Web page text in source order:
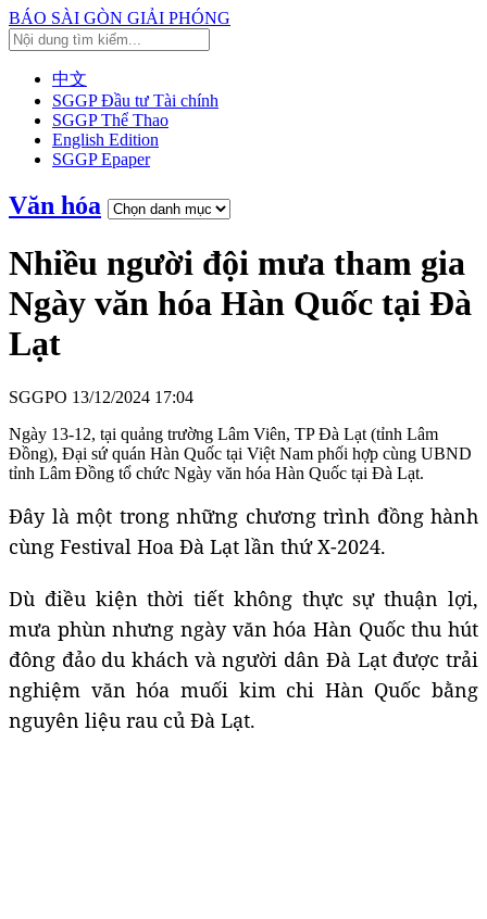
BÁO SÀI GÒN GIẢI PHÓNG
中文
SGGP Đầu tư Tài chính
SGGP Thể Thao
English Edition
SGGP Epaper
Văn hóa
Nhiều người đội mưa tham gia
Ngày văn hóa Hàn Quốc tại Đà
Lạt
SGGPO 13/12/2024 17:04
Ngày 13-12, tại quảng trường Lâm Viên, TP Đà Lạt (tỉnh Lâm
Đồng), Đại sứ quán Hàn Quốc tại Việt Nam phối hợp cùng UBND
tỉnh Lâm Đồng tổ chức Ngày văn hóa Hàn Quốc tại Đà Lạt.
Đây là một trong những chương trình đồng hành
cùng Festival Hoa Đà Lạt lần thứ X-2024.
Dù điều kiện thời tiết không thực sự thuận lợi,
mưa phùn nhưng ngày văn hóa Hàn Quốc thu hút
đông đảo du khách và người dân Đà Lạt được trải
nghiệm văn hóa muối kim chi Hàn Quốc bằng
nguyên liệu rau củ Đà Lạt.